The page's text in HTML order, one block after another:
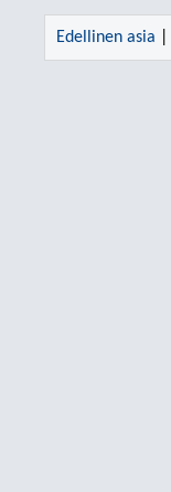
Edellinen asia